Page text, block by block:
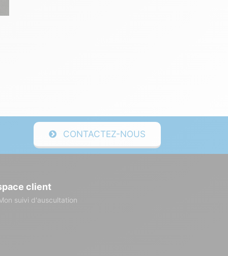
CONTACTEZ-NOUS
client
suivi d'auscultation